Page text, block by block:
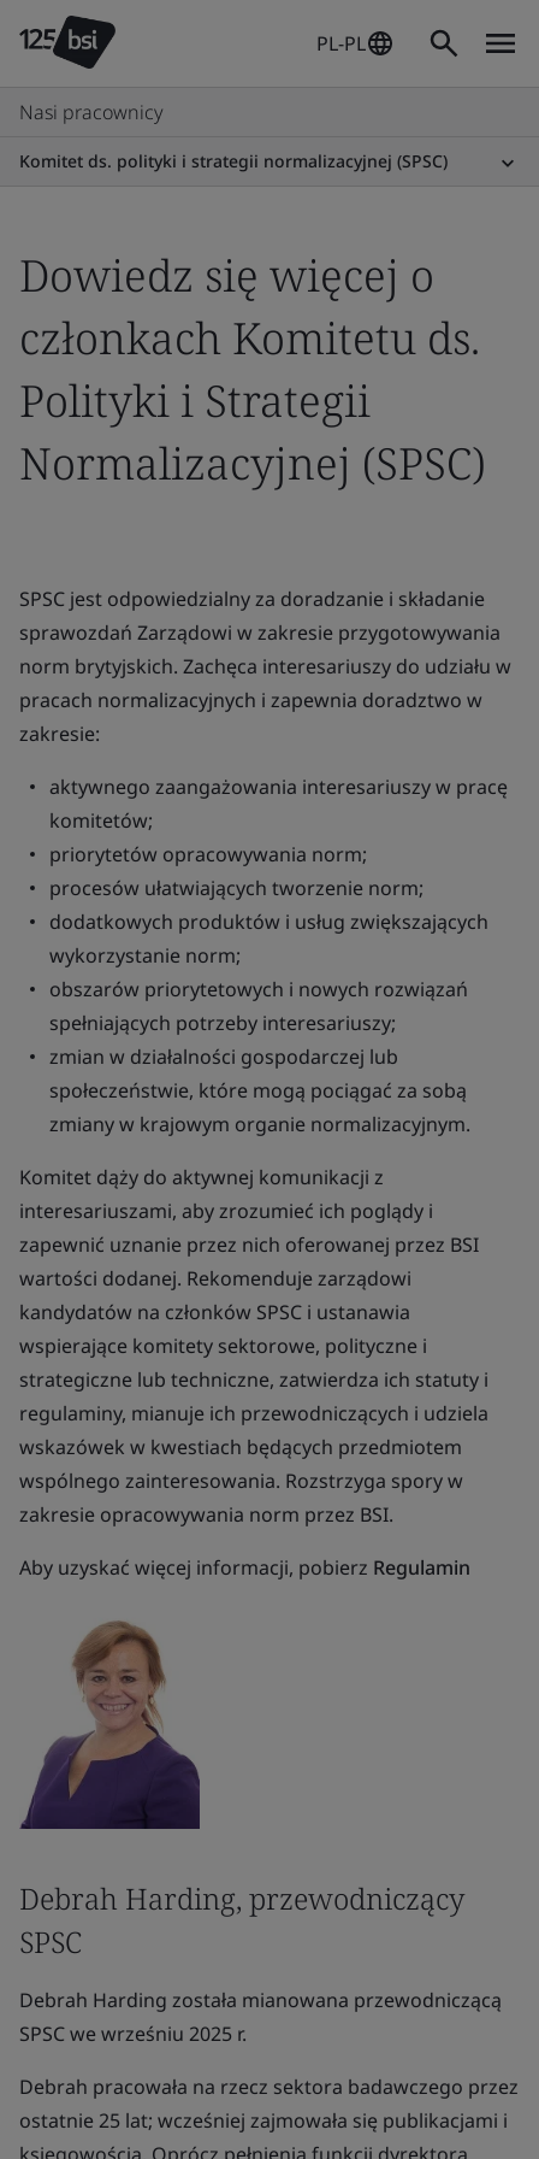
PL-PL
Nasi pracownicy
Komitet ds. polityki i strategii normalizacyjnej (SPSC)
Dowiedz się więcej o
członkach Komitetu ds.
Polityki i Strategii
Normalizacyjnej (SPSC)
SPSC jest odpowiedzialny za doradzanie i składanie
sprawozdań Zarządowi w zakresie przygotowywania
norm brytyjskich. Zachęca interesariuszy do udziału w
pracach normalizacyjnych i zapewnia doradztwo w
zakresie:
aktywnego zaangażowania interesariuszy w pracę
komitetów;
priorytetów opracowywania norm;
procesów ułatwiających tworzenie norm;
dodatkowych produktów i usług zwiększających
wykorzystanie norm;
obszarów priorytetowych i nowych rozwiązań
spełniających potrzeby interesariuszy;
zmian w działalności gospodarczej lub
społeczeństwie, które mogą pociągać za sobą
zmiany w krajowym organie normalizacyjnym.
Komitet dąży do aktywnej komunikacji z
interesariuszami, aby zrozumieć ich poglądy i
zapewnić uznanie przez nich oferowanej przez BSI
wartości dodanej. Rekomenduje zarządowi
kandydatów na członków SPSC i ustanawia
wspierające komitety sektorowe, polityczne i
strategiczne lub techniczne, zatwierdza ich statuty i
regulaminy, mianuje ich przewodniczących i udziela
wskazówek w kwestiach będących przedmiotem
wspólnego zainteresowania. Rozstrzyga spory w
zakresie opracowywania norm przez BSI.
Aby uzyskać więcej informacji, pobierz Regulamin
Debrah Harding, przewodniczący
SPSC
Debrah Harding została mianowana przewodniczącą
SPSC we wrześniu 2025 r.
Debrah pracowała na rzecz sektora badawczego przez
ostatnie 25 lat; wcześniej zajmowała się publikacjami i